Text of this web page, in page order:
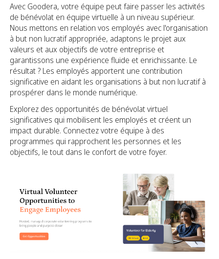
Avec Goodera, votre équipe peut faire passer les activités
de bénévolat en équipe virtuelle à un niveau supérieur.
Nous mettons en relation vos employés avec l'organisation
à but non lucratif appropriée, adaptons le projet aux
valeurs et aux objectifs de votre entreprise et
garantissons une expérience fluide et enrichissante. Le
résultat ? Les employés apportent une contribution
significative en aidant les organisations à but non lucratif à
prospérer dans le monde numérique.
Explorez des opportunités de bénévolat virtuel
significatives qui mobilisent les employés et créent un
impact durable. Connectez votre équipe à des
programmes qui rapprochent les personnes et les
objectifs, le tout dans le confort de votre foyer.